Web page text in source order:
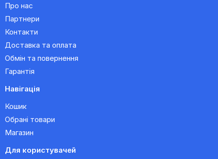
Про нас
Партнери
Контакти
Доставка та оплата
Обмін та повернення
Гарантія
Навігація
Кошик
Обрані товари
Магазин
Для користувачей